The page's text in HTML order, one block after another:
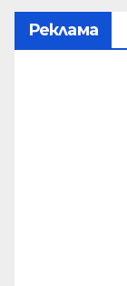
Реклама